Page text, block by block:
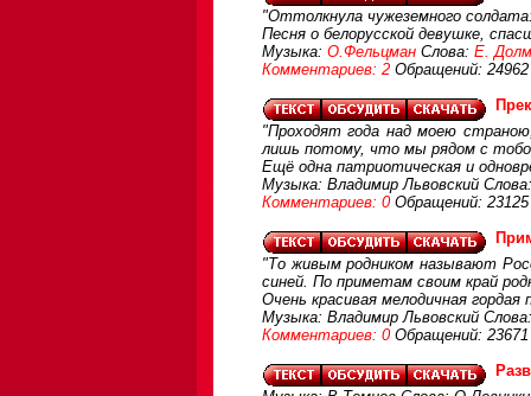
"Оттолкнула чужеземного
Песня о белорусской девушке,
Музыка: О.Фельцман Слова: Е.
Комментариев: 2 Обращений: 24962
"Проходят года над моею
лишь потому, что мы рядом с
Ещё одна патриотическая и
Музыка: Владимир Львовский
Комментариев: 0 Обращений: 23125
"То живым родником называют
синей. По приметам своим край
Очень красивая мелодичная гордая
Музыка: Владимир Львовский
Комментариев: 0 Обращений: 23671